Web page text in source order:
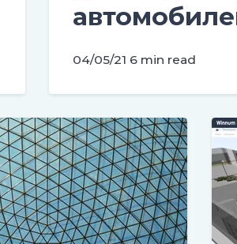
04/05/21 6 min read